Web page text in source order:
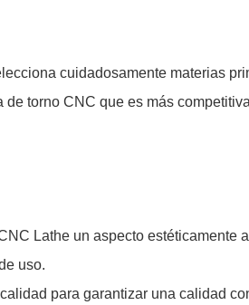
cuidadosamente materias
torno CNC que es más
Lathe un aspecto estéticamente
uso.
para garantizar una calidad